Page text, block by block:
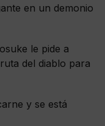
en un demonio
le pide a
del diablo para
y se está